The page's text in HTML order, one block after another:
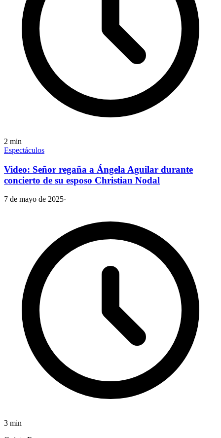
2 min
Espectáculos
Video: Señor regaña a Ángela Aguilar durante
concierto de su esposo Christian Nodal
7 de mayo de 2025·
3 min